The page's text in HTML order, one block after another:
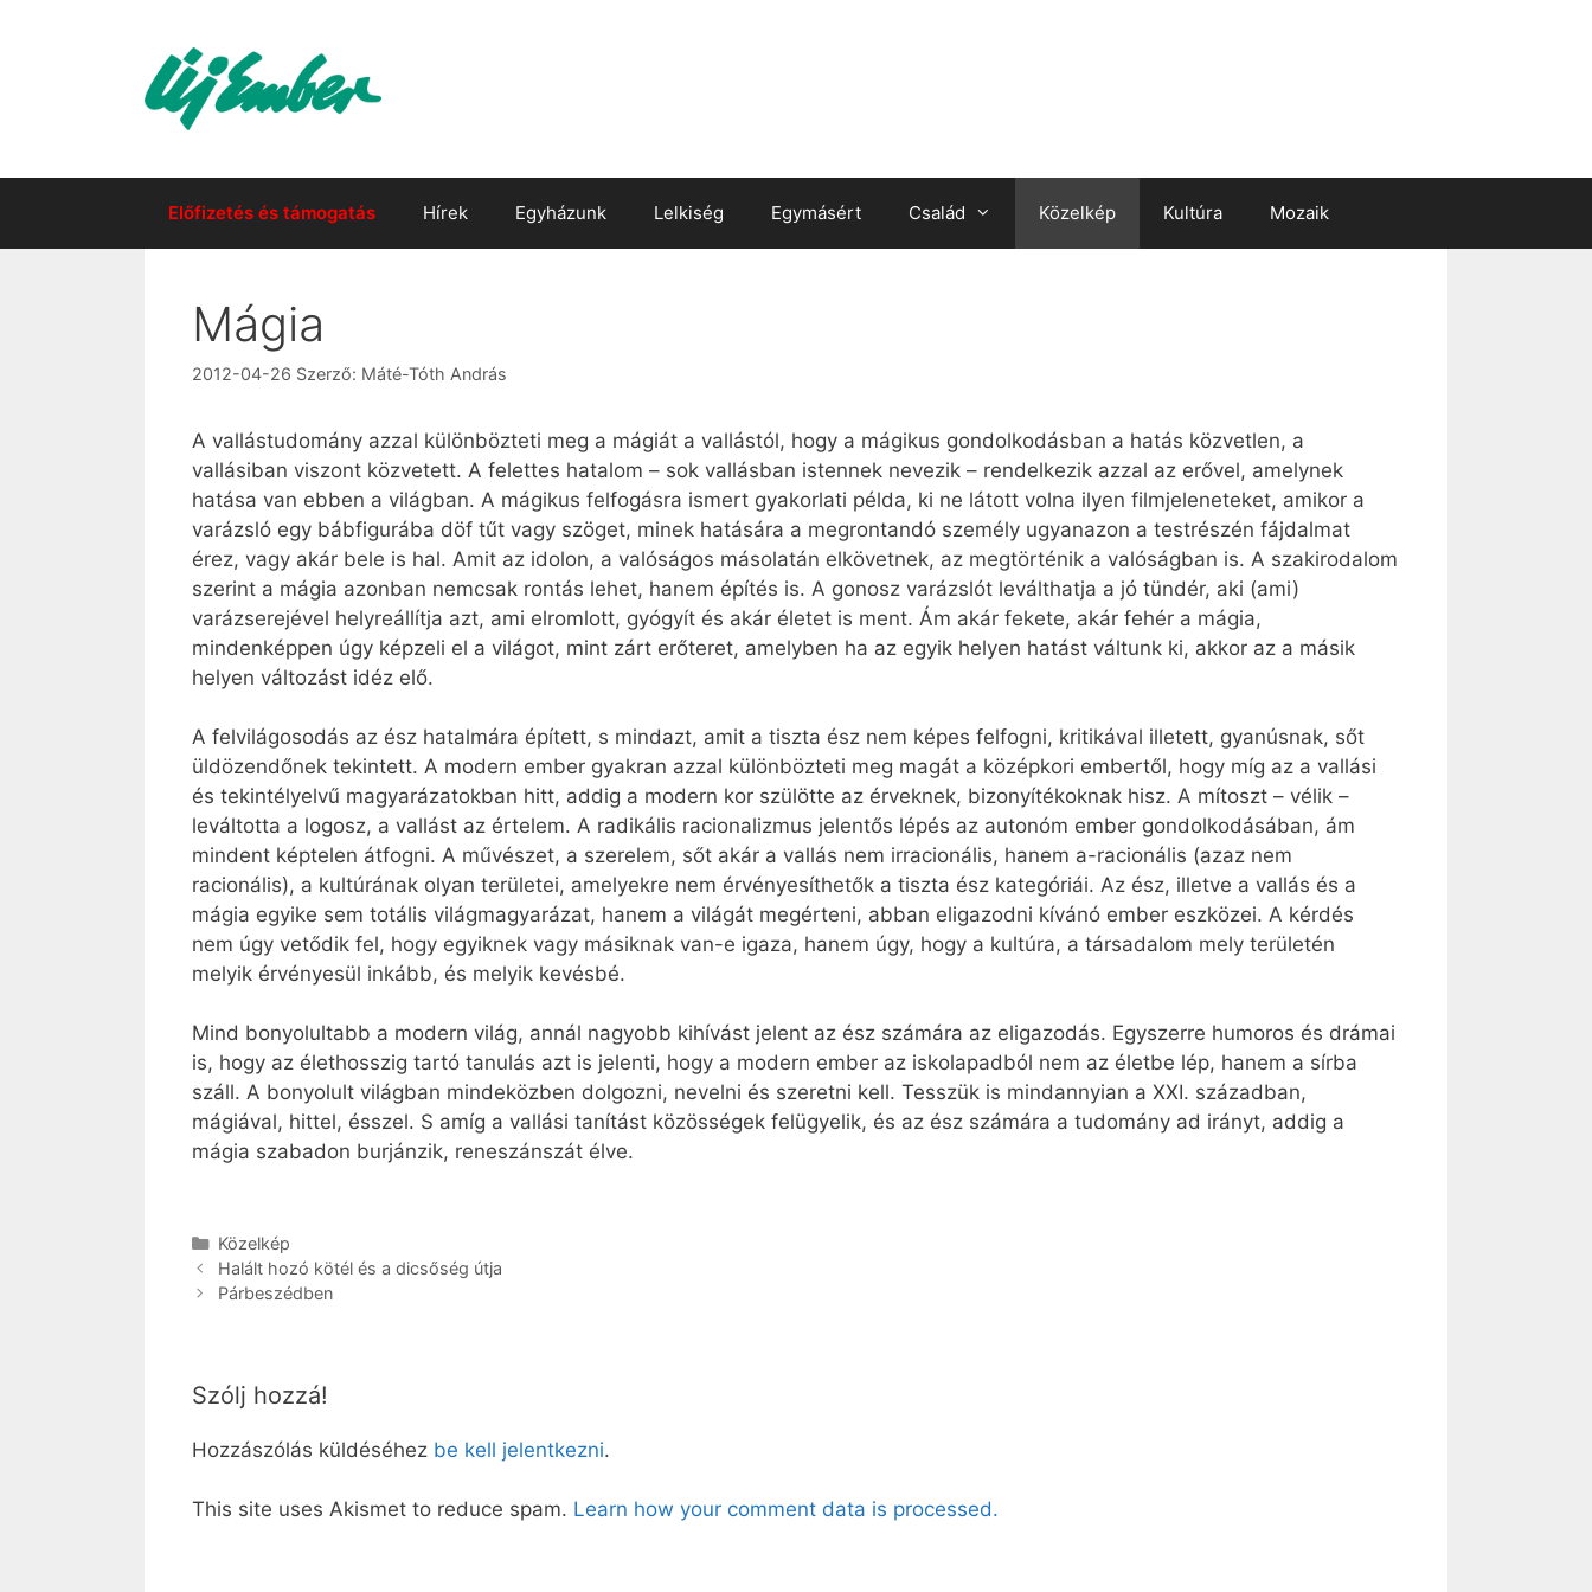
Előfizetés és támogatás Hírek Egyházunk Lelkiség Egymásért Család Közelkép Kultúra Mozaik
Mágia
2012-04-26 Szerző: Máté-Tóth András
A vallástudomány azzal különbözteti meg a mágiát a vallástól, hogy a mágikus gondolkodásban a hatás közvetlen, a
vallásiban viszont közvetett. A felettes hatalom – sok vallásban istennek nevezik – rendelkezik azzal az erővel, amelynek
hatása van ebben a világban. A mágikus felfogásra ismert gyakorlati példa, ki ne látott volna ilyen filmjeleneteket, amikor a
varázsló egy bábfigurába döf tűt vagy szöget, minek hatására a megrontandó személy ugyanazon a testrészén fájdalmat
érez, vagy akár bele is hal. Amit az idolon, a valóságos másolatán elkövetnek, az megtörténik a valóságban is. A szakirodalom
szerint a mágia azonban nemcsak rontás lehet, hanem építés is. A gonosz varázslót leválthatja a jó tündér, aki (ami)
varázserejével helyreállítja azt, ami elromlott, gyógyít és akár életet is ment. Ám akár fekete, akár fehér a mágia,
mindenképpen úgy képzeli el a világot, mint zárt erőteret, amelyben ha az egyik helyen hatást váltunk ki, akkor az a másik
helyen változást idéz elő.
A felvilágosodás az ész hatalmára épített, s mindazt, amit a tiszta ész nem képes felfogni, kritikával illetett, gyanúsnak, sőt
üldözendőnek tekintett. A modern ember gyakran azzal különbözteti meg magát a középkori embertől, hogy míg az a vallási
és tekintélyelvű magyarázatokban hitt, addig a modern kor szülötte az érveknek, bizonyítékoknak hisz. A mítoszt – vélik –
leváltotta a logosz, a vallást az értelem. A radikális racionalizmus jelentős lépés az autonóm ember gondolkodásában, ám
mindent képtelen átfogni. A művészet, a szerelem, sőt akár a vallás nem irracionális, hanem a-racionális (azaz nem
racionális), a kultúrának olyan területei, amelyekre nem érvényesíthetők a tiszta ész kategóriái. Az ész, illetve a vallás és a
mágia egyike sem totális világmagyarázat, hanem a világát megérteni, abban eligazodni kívánó ember eszközei. A kérdés
nem úgy vetődik fel, hogy egyiknek vagy másiknak van-e igaza, hanem úgy, hogy a kultúra, a társadalom mely területén
melyik érvényesül inkább, és melyik kevésbé.
Mind bonyolultabb a modern világ, annál nagyobb kihívást jelent az ész számára az eligazodás. Egyszerre humoros és drámai
is, hogy az élethosszig tartó tanulás azt is jelenti, hogy a modern ember az iskolapadból nem az életbe lép, hanem a sírba
száll. A bonyolult világban mindeközben dolgozni, nevelni és szeretni kell. Tesszük is mindannyian a XXI. században,
mágiával, hittel, ésszel. S amíg a vallási tanítást közösségek felügyelik, és az ész számára a tudomány ad irányt, addig a
mágia szabadon burjánzik, reneszánszát élve.
Kategória
Közelkép
Halált hozó kötél és a dicsőség útja
Párbeszédben
Szólj hozzá!
Hozzászólás küldéséhez be kell jelentkezni.
This site uses Akismet to reduce spam. Learn how your comment data is processed.